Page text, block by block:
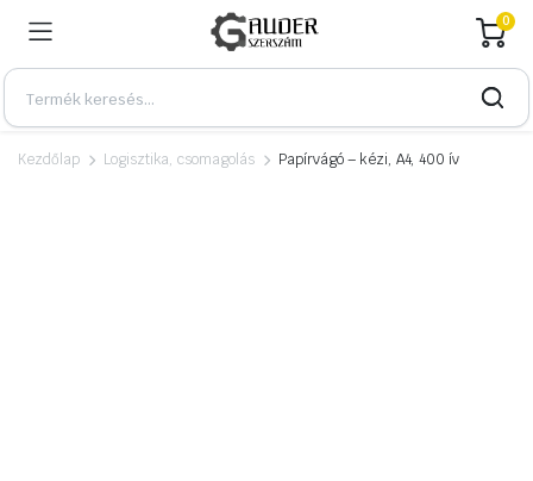
0
Kezdőlap Logisztika, csomagolás Papírvágó – kézi, A4, 400 ív